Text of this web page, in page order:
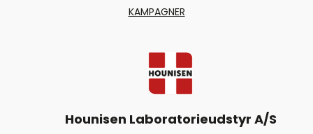
KAMPAGNER
Hounisen Laboratorieudstyr A/S